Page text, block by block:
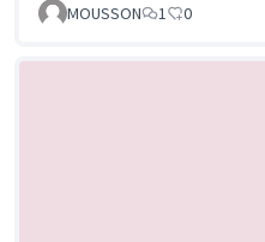
MOUSSON 1 0